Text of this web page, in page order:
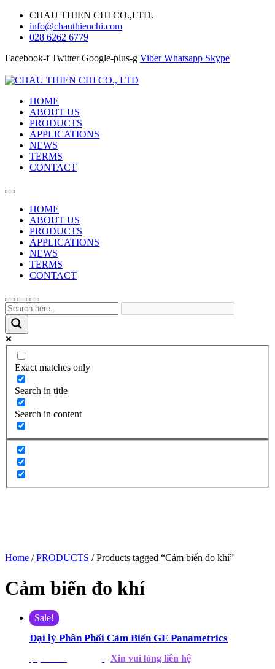
CHAU THIEN CHI CO.,LTD.
info@chauthienchi.com
028 6262 6779
Facebook-f Twitter Google-plus-g Viber Whatsapp Skype
HOME
ABOUT US
PRODUCTS
APPLICATIONS
NEWS
TERMS
CONTACT
HOME
ABOUT US
PRODUCTS
APPLICATIONS
NEWS
TERMS
CONTACT
Exact matches only
Search in title
Search in content
Home /PRODUCTS / Products tagged “Cảm biến đo khí”
Cảm biến đo khí
Sale!
Đại lý Phân Phối Cảm Biến GE Panametrics
Xin vui lòng liên hệ